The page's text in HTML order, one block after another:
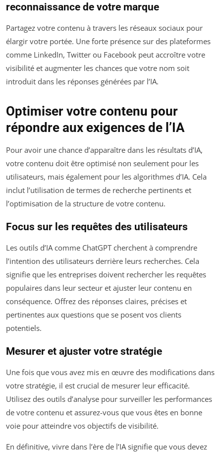
reconnaissance de votre marque
Partagez votre contenu à travers les réseaux sociaux pour
élargir votre portée. Une forte présence sur des plateformes
comme LinkedIn, Twitter ou Facebook peut accroître votre
visibilité et augmenter les chances que votre nom soit
introduit dans les réponses générées par l’IA.
Optimiser votre contenu pour
répondre aux exigences de l’IA
Pour avoir une chance d’apparaître dans les résultats d’IA,
votre contenu doit être optimisé non seulement pour les
utilisateurs, mais également pour les algorithmes d’IA. Cela
inclut l’utilisation de termes de recherche pertinents et
l’optimisation de la structure de votre contenu.
Focus sur les requêtes des utilisateurs
Les outils d’IA comme ChatGPT cherchent à comprendre
l’intention des utilisateurs derrière leurs recherches. Cela
signifie que les entreprises doivent rechercher les requêtes
populaires dans leur secteur et ajuster leur contenu en
conséquence. Offrez des réponses claires, précises et
pertinentes aux questions que se posent vos clients
potentiels.
Mesurer et ajuster votre stratégie
Une fois que vous avez mis en œuvre des modifications dans
votre stratégie, il est crucial de mesurer leur efficacité.
Utilisez des outils d’analyse pour surveiller les performances
de votre contenu et assurez-vous que vous êtes en bonne
voie pour atteindre vos objectifs de visibilité.
En définitive, vivre dans l’ère de l’IA signifie que vous devez